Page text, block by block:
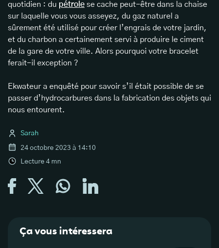
quotidien : du pétrole se cache peut-être dans la chaise
sur laquelle vous vous asseyez, du gaz naturel a
sûrement été utilisé pour créer l’engrais de votre jardin,
et du charbon a certainement servi à produire le ciment
de la gare de votre ville. Alors pourquoi votre bracelet
ferait-il exception ?
Ekwateur a enquêté pour savoir s’il était possible de se
passer d’hydrocarbures dans la fabrication des objets qui
nous entourent.
Sarah
24 octobre 2023 à 14:10
Lecture 4 mn
Ça vous intéressera